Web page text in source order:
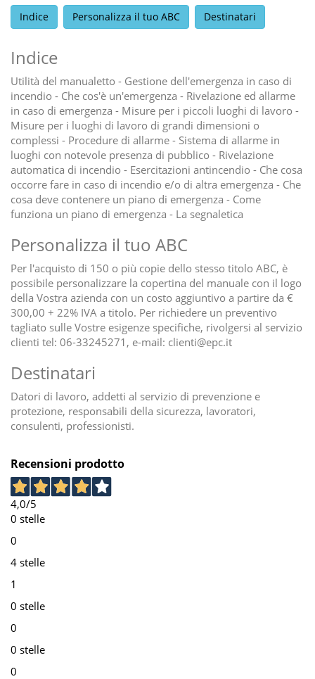
Indice Personalizza il tuo ABC Destinatari
Indice
Utilità del manualetto - Gestione dell'emergenza in caso di
incendio - Che cos'è un'emergenza - Rivelazione ed allarme
in caso di emergenza - Misure per i piccoli luoghi di lavoro -
Misure per i luoghi di lavoro di grandi dimensioni o
complessi - Procedure di allarme - Sistema di allarme in
luoghi con notevole presenza di pubblico - Rivelazione
automatica di incendio - Esercitazioni antincendio - Che cosa
occorre fare in caso di incendio e/o di altra emergenza - Che
cosa deve contenere un piano di emergenza - Come
funziona un piano di emergenza - La segnaletica
Personalizza il tuo ABC
Per l'acquisto di 150 o più copie dello stesso titolo ABC, è
possibile personalizzare la copertina del manuale con il logo
della Vostra azienda con un costo aggiuntivo a partire da €
300,00 + 22% IVA a titolo. Per richiedere un preventivo
tagliato sulle Vostre esigenze specifiche, rivolgersi al servizio
clienti tel: 06-33245271, e-mail: clienti@epc.it
Destinatari
Datori di lavoro, addetti al servizio di prevenzione e
protezione, responsabili della sicurezza, lavoratori,
consulenti, professionisti.
Recensioni prodotto
4,0/5
0 stelle
0
4 stelle
1
0 stelle
0
0 stelle
0